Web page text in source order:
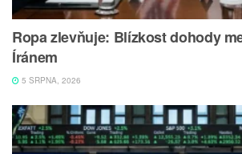
Ropa zlevňuje: Blízkost dohody
Íránem
5 SRPNA, 2026